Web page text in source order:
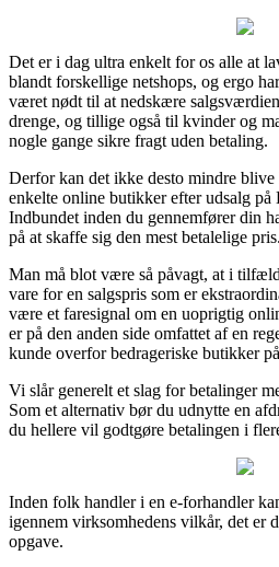
Det er i dag ultra enkelt for os alle at
blandt forskellige netshops, og ergo
været nødt til at nedskære
drenge, og tillige også til kvinder og
nogle gange sikre fragt uden betaling.
Derfor kan det ikke desto mindre
enkelte online butikker efter udsalg
Indbundet inden du gennemfører din
på at skaffe sig den mest betalelige pris.
Man må blot være så påvagt, at i
vare for en salgspris som er
være et faresignal om en uoprigtig
er på den anden side omfattet af en
kunde overfor bedrageriske butikker
Vi slår generelt et slag for betalinger
Som et alternativ bør du udnytte en
du hellere vil godtgøre betalingen i
Inden folk handler i en e-forhandler
igennem virksomhedens vilkår, det er
opgave.